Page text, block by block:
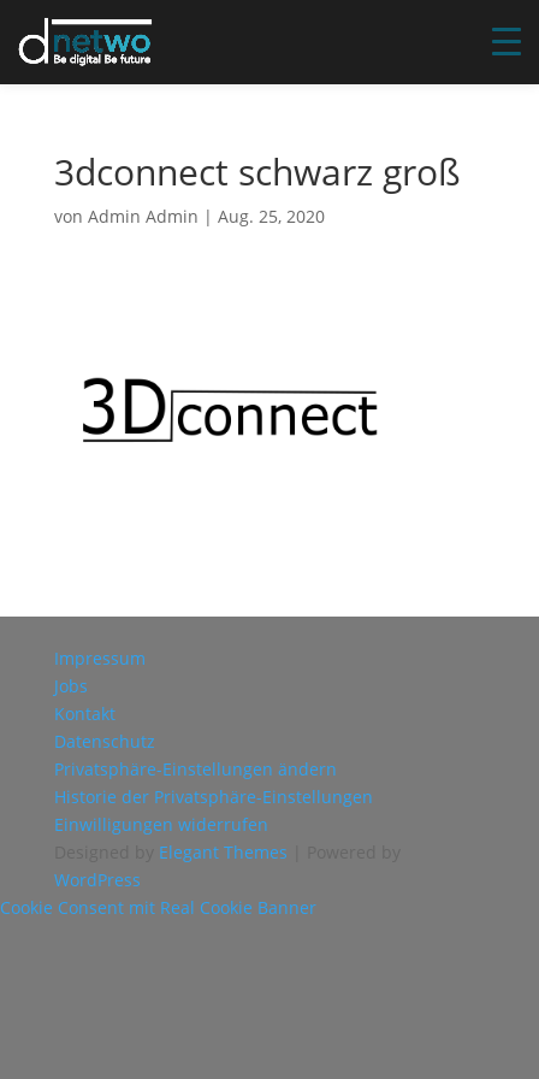
3dconnect schwarz groß
von Admin Admin | Aug. 25, 2020
Impressum
Jobs
Kontakt
Datenschutz
Privatsphäre-Einstellungen ändern
Historie der Privatsphäre-Einstellungen
Einwilligungen widerrufen
Elegant Themes
WordPress
Cookie Consent mit Real Cookie Banner